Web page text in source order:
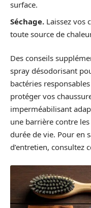
surface.
Séchage. Laissez vos
toute source de
Des conseils
spray désodorisant
bactéries
protéger vos
imperméabilisant
une barrière contre
durée de vie. Pour en
d’entretien, consultez